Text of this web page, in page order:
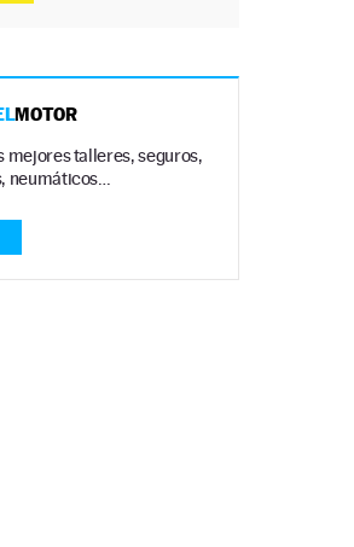
MOTOR
mejores talleres, seguros,
neumáticos…